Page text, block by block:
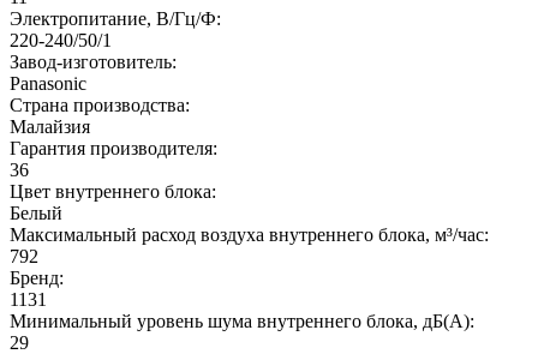
Электропитание, В/Гц/Ф:
220-240/50/1
Завод-изготовитель:
Panasonic
Страна производства:
Малайзия
Гарантия производителя:
36
Цвет внутреннего блока:
Белый
Максимальный расход воздуха внутреннего блока, м³/час:
792
Бренд:
1131
Минимальный уровень шума внутреннего блока, дБ(А):
29